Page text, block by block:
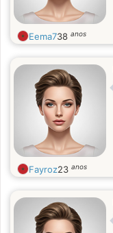
Eema738 anos
Fayroz23 anos